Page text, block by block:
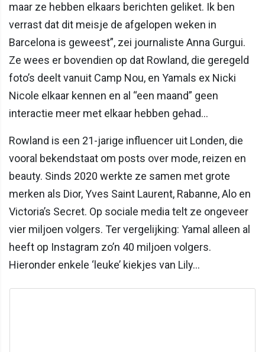
maar ze hebben elkaars berichten geliket. Ik ben
verrast dat dit meisje de afgelopen weken in
Barcelona is geweest”, zei journaliste Anna Gurgui.
Ze wees er bovendien op dat Rowland, die geregeld
foto’s deelt vanuit Camp Nou, en Yamals ex Nicki
Nicole elkaar kennen en al “een maand” geen
interactie meer met elkaar hebben gehad…
Rowland is een 21-jarige influencer uit Londen, die
vooral bekendstaat om posts over mode, reizen en
beauty. Sinds 2020 werkte ze samen met grote
merken als Dior, Yves Saint Laurent, Rabanne, Alo en
Victoria’s Secret. Op sociale media telt ze ongeveer
vier miljoen volgers. Ter vergelijking: Yamal alleen al
heeft op Instagram zo’n 40 miljoen volgers.
Hieronder enkele ‘leuke’ kiekjes van Lily…